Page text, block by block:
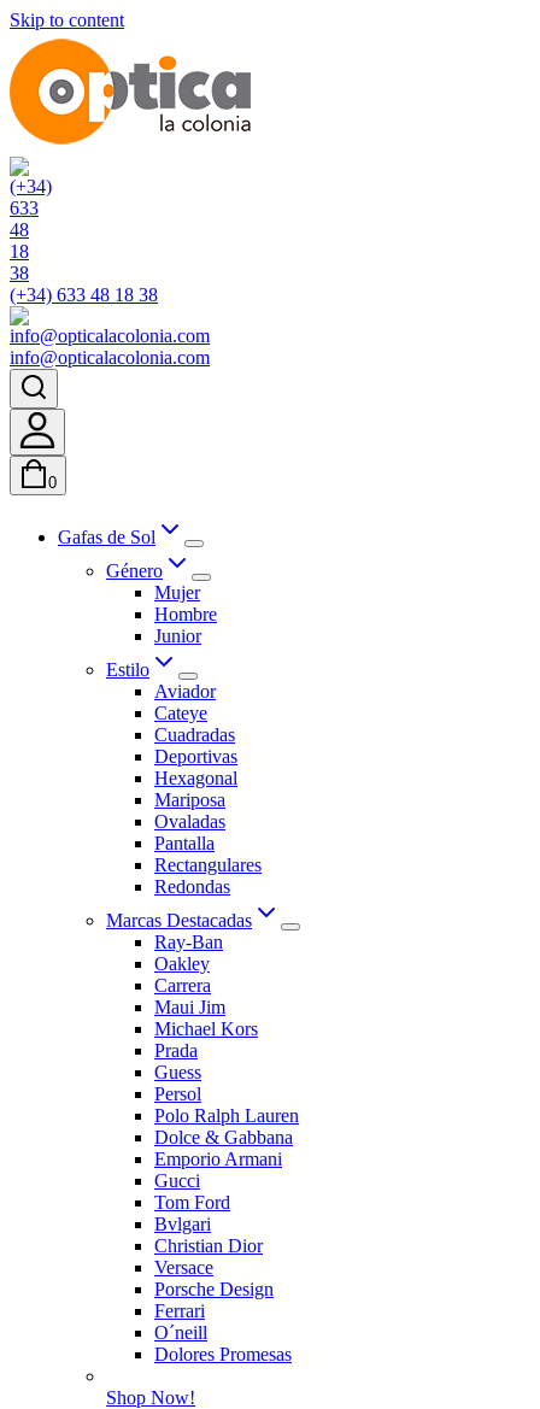
Skip to content
(+34) 633 48 18 38
info@opticalacolonia.com
0
Gafas de Sol
Género
Mujer
Hombre
Junior
Estilo
Aviador
Cateye
Cuadradas
Deportivas
Hexagonal
Mariposa
Ovaladas
Pantalla
Rectangulares
Redondas
Marcas Destacadas
Ray-Ban
Oakley
Carrera
Maui Jim
Michael Kors
Prada
Guess
Persol
Polo Ralph Lauren
Dolce & Gabbana
Emporio Armani
Gucci
Tom Ford
Bvlgari
Christian Dior
Versace
Porsche Design
Ferrari
O´neill
Dolores Promesas
Shop Now!